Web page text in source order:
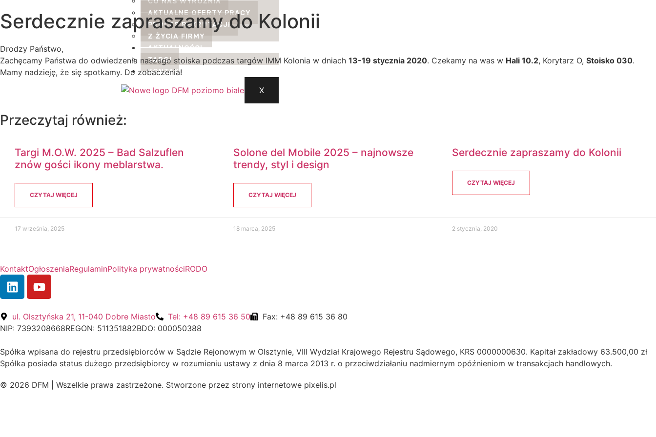
AKTUALNE OFERTY PRACY
PROCES REKRUTACJI
Z ŻYCIA FIRMY
AKTUALNOŚCI
TARGI
KONTAKT
X
Serdecznie zapraszamy do Kolonii
Drodzy Państwo,
Zachęcamy Państwa do odwiedzenia naszego stoiska podczas targów IMM Kolonia w dniach 13-19 stycznia 2020. Czekamy na was w Hali 10.2, Korytarz O, Stoisko 030.
Mamy nadzieję, że się spotkamy. Do zobaczenia!
Przeczytaj również:
Targi M.O.W. 2025 – Bad Salzuflen
znów gości ikony meblarstwa.
CZYTAJ WIĘCEJ
17 września, 2025
Solone del Mobile 2025 – najnowsze
trendy, styl i design
CZYTAJ WIĘCEJ
18 marca, 2025
Serdecznie zapraszamy do Kolonii
CZYTAJ WIĘCEJ
2 stycznia, 2020
KontaktOgłoszeniaRegulaminPolityka prywatnościRODO
ul. Olsztyńska 21, 11-040 Dobre Miasto Tel: +48 89 615 36 50
Fax: +48 89 615 36 80
NIP: 7393208668REGON: 511351882BDO: 000050388
Spółka wpisana do rejestru przedsiębiorców w Sądzie Rejonowym w Olsztynie, VIII Wydział Krajowego Rejestru Sądowego, KRS 0000000630. Kapitał zakładowy 63.500,00 zł
Spółka posiada status dużego przedsiębiorcy w rozumieniu ustawy z dnia 8 marca 2013 r. o przeciwdziałaniu nadmiernym opóźnieniom w transakcjach handlowych.
© 2026 DFM | Wszelkie prawa zastrzeżone. Stworzone przez strony internetowe pixelis.pl